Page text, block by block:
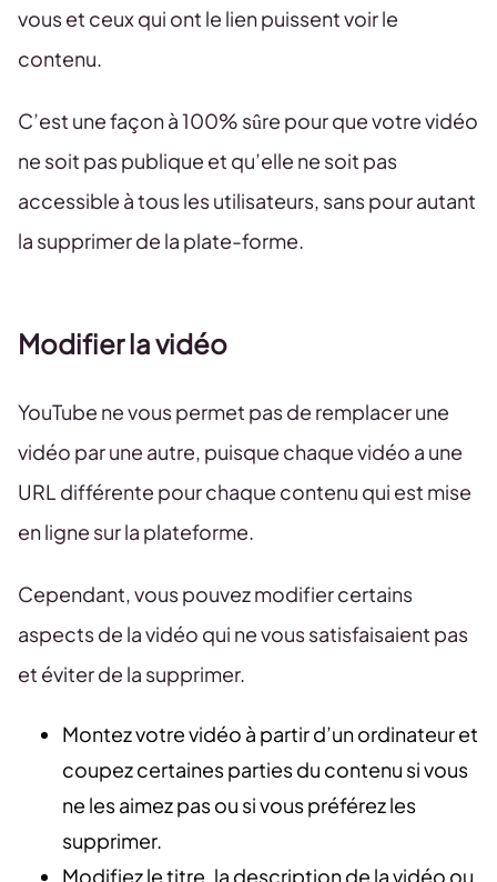
vous et ceux qui ont le lien puissent voir le
contenu.
C’est une façon à 100% sûre pour que votre vidéo
ne soit pas publique et qu’elle ne soit pas
accessible à tous les utilisateurs, sans pour autant
la supprimer de la plate-forme.
Modifier la vidéo
YouTube ne vous permet pas de remplacer une
vidéo par une autre, puisque chaque vidéo a une
URL différente pour chaque contenu qui est mise
en ligne sur la plateforme.
Cependant, vous pouvez modifier certains
aspects de la vidéo qui ne vous satisfaisaient pas
et éviter de la supprimer.
Montez votre vidéo à partir d’un ordinateur et
coupez certaines parties du contenu si vous
ne les aimez pas ou si vous préférez les
supprimer.
Modifiez le titre, la description de la vidéo ou